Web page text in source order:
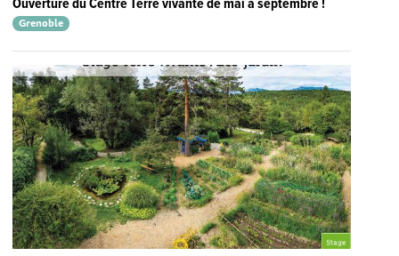
Ouverture du Centre Terre vivante de mai à septembre !
Grenoble